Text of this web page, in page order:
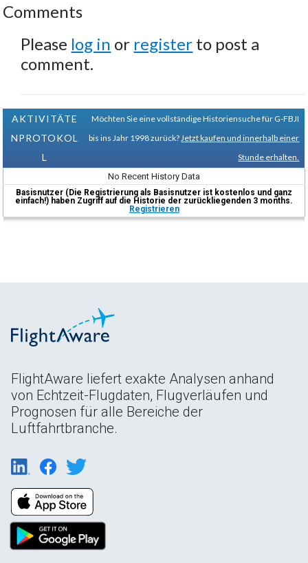
Comments
Please log in or register to post a
comment.
AKTIVITÄTE
NPROTOKOL
L
Möchten Sie eine vollständige Historiensuche für G-FBJI
bis ins Jahr 1998 zurück? Jetzt kaufen und innerhalb einer
Stunde erhalten.
No Recent History Data
Basisnutzer (Die Registrierung als Basisnutzer ist kostenlos und ganz
einfach!) haben Zugriff auf die Historie der zurückliegenden 3 months.
Registrieren
FlightAware liefert exakte Analysen anhand
von Echtzeit-Flugdaten, Flugverläufen und
Prognosen für alle Bereiche der
Luftfahrtbranche.